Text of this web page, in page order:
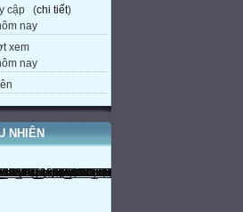
cập (chi tiết)
nay
xem
nay
NHIÊN